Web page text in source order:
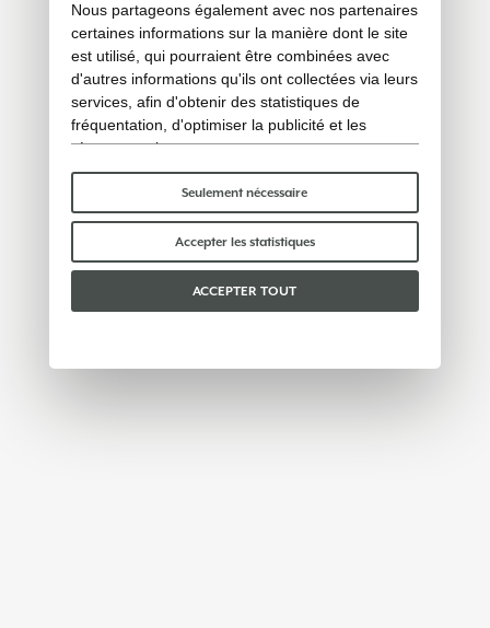
Nous partageons également avec nos partenaires
certaines informations sur la manière dont le site
est utilisé, qui pourraient être combinées avec
d'autres informations qu'ils ont collectées via leurs
services, afin d'obtenir des statistiques de
fréquentation, d'optimiser la publicité et les
réseaux sociaux.
Certains cookies « techniques » sont
indispensables au bon fonctionnement du site et
ne traitent ni ne partagent aucune donnée
personnelle avec des tiers. Pour en savoir plus,
vous pouvez consulter notrepolitique en matière
Veuillez choisir les cookies que vous acceptez :
Seulement nécessaire
Accepter les statistiques
ACCEPTER TOUT